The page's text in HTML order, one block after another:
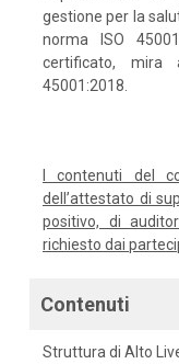
gestione per la
norma ISO
certificato, mira
45001:2018.
I contenuti del
dell’attestato di
positivo, di
richiesto dai
Contenuti
Struttura di Alto